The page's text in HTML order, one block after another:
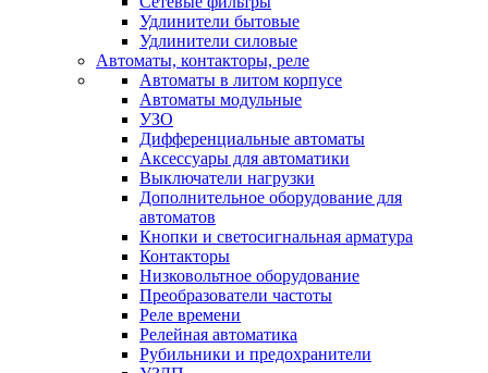
Удлинители бытовые
Удлинители силовые
Автоматы, контакторы, реле
Автоматы в литом корпусе
Автоматы модульные
УЗО
Дифференциальные автоматы
Аксессуары для автоматики
Выключатели нагрузки
Дополнительное оборудование для
автоматов
Кнопки и светосигнальная арматура
Контакторы
Низковольтное оборудование
Преобразователи частоты
Реле времени
Релейная автоматика
Рубильники и предохранители